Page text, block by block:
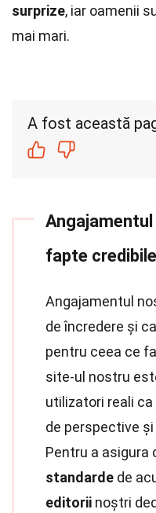
surprize, iar oamenii
mai mari.
A fost această
fapte credibile
Angajamentul
de încredere și
pentru ceea ce
site-ul nostru
utilizatori reali
de perspective
Pentru a asigura
standarde de
editorii noștri